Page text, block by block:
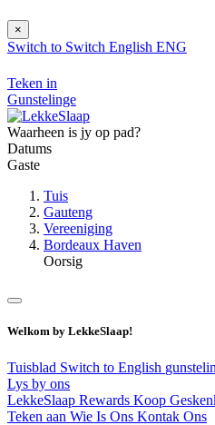
×
Switch to Switch English ENG
Teken in
Gunstelinge
Waarheen is jy op pad?
Datums
Gaste
Tuis
Gauteng
Vereeniging
Bordeaux Haven
Oorsig
Welkom by LekkeSlaap!
Tuisblad Switch to English
Lys by ons
LekkeSlaap Rewards Koop
Teken aan Wie Is Ons Kontak Ons